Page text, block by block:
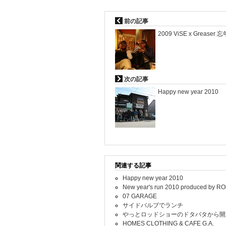
前の記事
2009 ViSE x Greaser 忘
次の記事
Happy new year 2010
関連する記事
Happy new year 2010
New year's run 2010 produced by
07 GARAGE
サイドバルブでランチ
やっとロッドショーのドタバタから開
HOMES CLOTHING & CAFE G.A.